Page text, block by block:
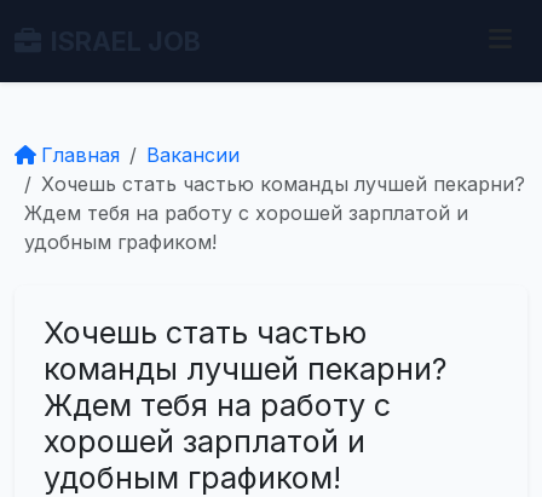
Главная
Вакансии
Хочешь стать частью команды лучшей пекарни?
Ждем тебя на работу с хорошей зарплатой и
удобным графиком!
Хочешь стать частью
команды лучшей пекарни?
Ждем тебя на работу с
хорошей зарплатой и
удобным графиком!